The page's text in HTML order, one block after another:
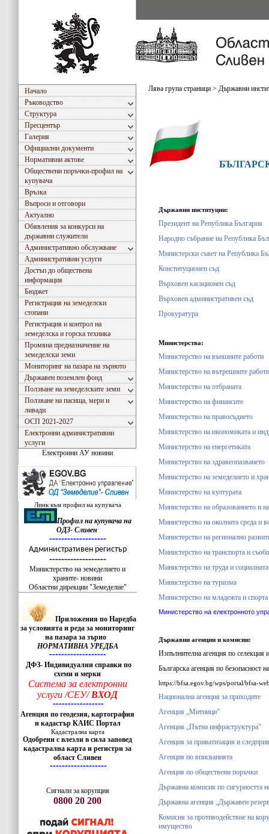
Начало
Ръководство
Структура
Пресцентър
Галерия
Официални документи
Нормативни актове
Обществени поръчки-профил на
купувача
Връзка
Въпроси и отговори
Актуално
Обявления за конкурси на
държавни служители
Административно обслужване
Административни услуги
Достъп до обществена
информация
Бюджет
Регистрация на земеделски
стопани
Регистрация и контрол на
земеделска и горска техника
Промяна предназначение на
земеделски земи
Мониторинг на пазара на зърното
Държавен поземлен фонд
Ползване на земеделските земи
Ползване на пасища, мери и
ливади
ОСП 2021-2027
Електронни административни
услуги
Електронни АУ новини
Линк към профил на купувача
Профил на купувача на
ОДЗ- Сливен
-------------------
Административен регистър
-------------------
Министерство на земеделието и
храните- новини
Областни дирекции "Земеделие"
Приложения по Наредба
за условията и реда за мониторинг
на пазара за зърно
НОРМАТИВНА УРЕДБА
-------------------
ДФЗ- Индивидуални справки по
схеми и мерки
Система за електронни
услуги /СЕУ/ВХОД
-----------------
Агенция по геодезия, картография
и кадастър КАИС Портал
Кадастрална карта
Одобрени с влезли в сила заповед
кадастрална карта и регистри за
област Сливен
-------------------
Сигнали за корупция
0800 20 200
Лява група страници > Държавни
Държавни институции:
Президент на Република България
Народно събрание на Република
Министерски съвет на Република
Конституционен съд
Върховен касационен съд
Върховен административен съд
Прокуратура
Министерства:
Министерство на външните работи
Министерство на вътрешните работи
Министерство на отбраната
Министерство на финансите
Министерство на правосъдието
Министерство на икономиката и
Министерство на енергетиката
Министерство на здравеопазването
Министерство на земеделието и
Министерство на културата
Министерство на образованието и
Министерство на околната среда и
Министерство на регионално
Министерство на транспорта и
Министерство на труда и
Министерство на туризма
Министерство на младежта и спорта
Министерство на електронното
Държавни агенции и комисии:
Изпълнителна агенция по
Българска агенция по безопасност
https://bfsa.egov.bg/wps/portal/bfsa-
Национална агенция за приходите
Агенция „Митници”
Агенция „Пътна инфраструктура”
Агенция за приватизация и
Агенция по вписванията
Агенция по обществени поръчки
Държавна комисия по сигурността
Държавна агенция „Държавен
Комисия за противодействие на
имущество
Съгласно Закона за въвеждане на еврото в РБългария, ОДЗ- Сливен ще превалутира